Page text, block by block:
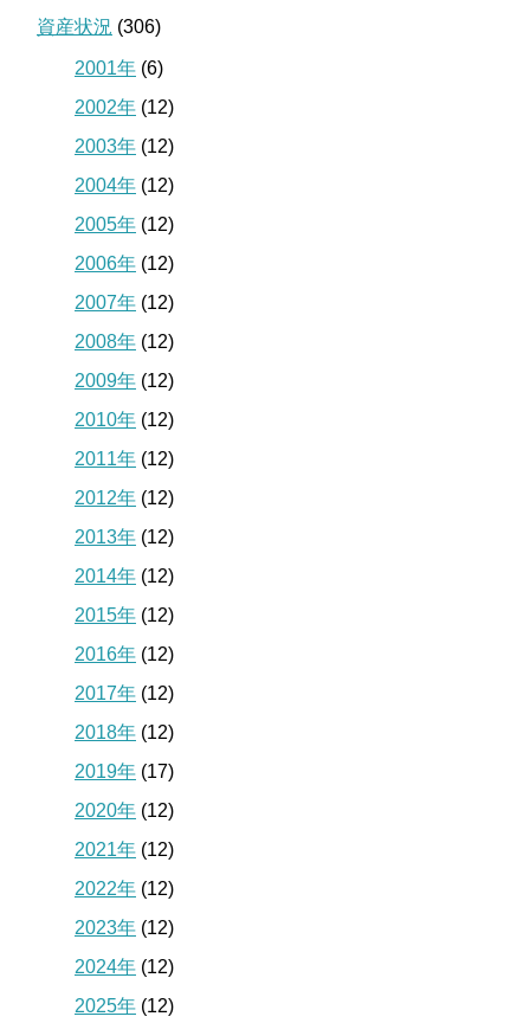
資産状況 (306)
2001年 (6)
2002年 (12)
2003年 (12)
2004年 (12)
2005年 (12)
2006年 (12)
2007年 (12)
2008年 (12)
2009年 (12)
2010年 (12)
2011年 (12)
2012年 (12)
2013年 (12)
2014年 (12)
2015年 (12)
2016年 (12)
2017年 (12)
2018年 (12)
2019年 (17)
2020年 (12)
2021年 (12)
2022年 (12)
2023年 (12)
2024年 (12)
2025年 (12)